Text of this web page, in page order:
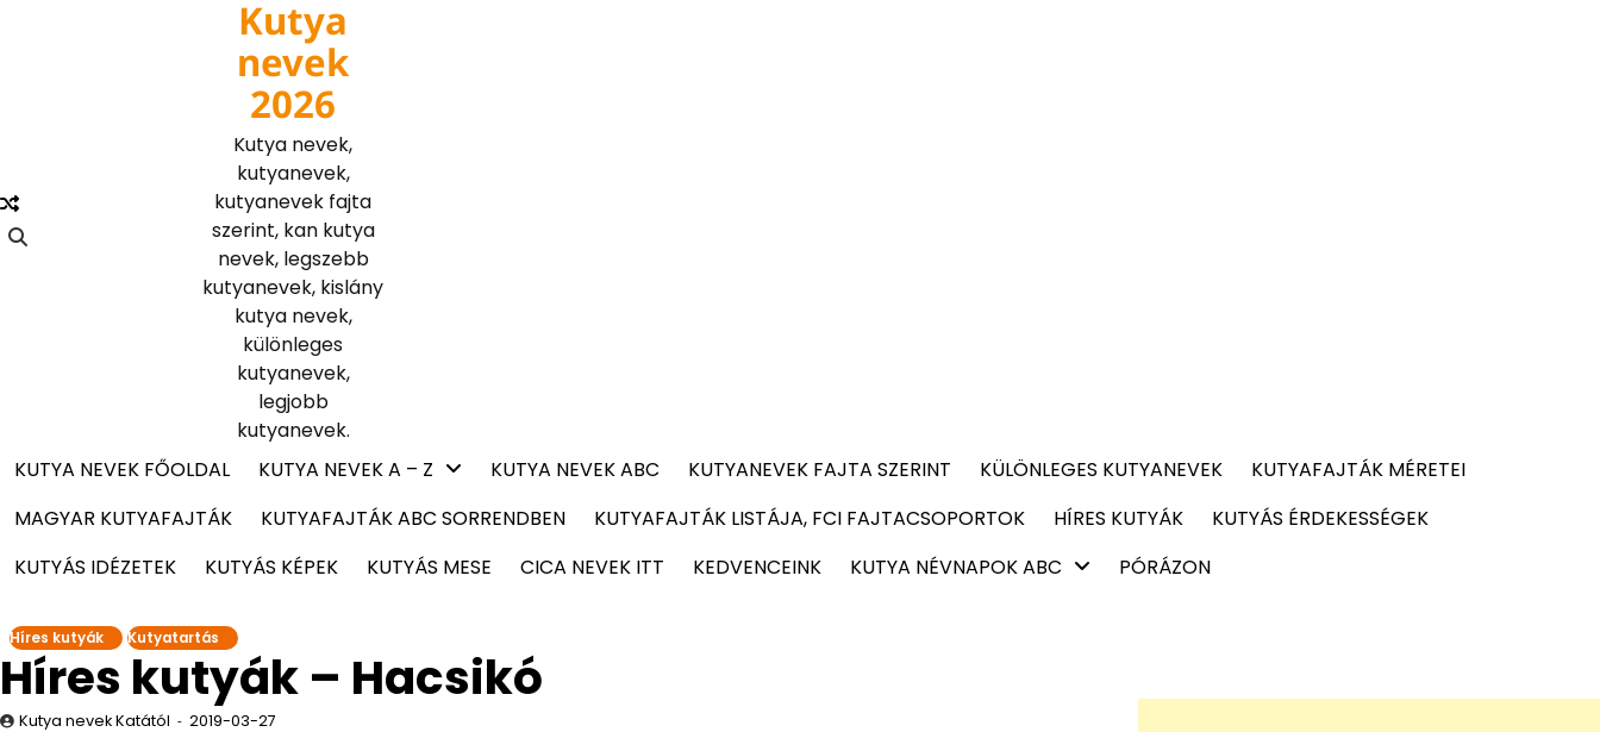
Kutya
nevek
2026
Kutya nevek,
kutyanevek,
kutyanevek fajta
szerint, kan kutya
nevek, legszebb
kutyanevek, kislány
kutya nevek,
különleges
kutyanevek,
legjobb
kutyanevek.
KUTYA NEVEK FŐOLDAL
KUTYA NEVEK A – Z KUTYA NEVEK ABC KUTYANEVEK FAJTA SZERINT KÜLÖNLEGES KUTYANEVEK
KUTYAFAJTÁK MÉRETEI
MAGYAR KUTYAFAJTÁK
KUTYAFAJTÁK ABC SORRENDBEN KUTYAFAJTÁK LISTÁJA, FCI FAJTACSOPORTOK HÍRES KUTYÁK
KUTYÁS ÉRDEKESSÉGEK
KUTYÁS IDÉZETEK
KUTYÁS KÉPEK KUTYÁS MESE CICA NEVEK ITT KEDVENCEINK KUTYA NÉVNAPOK ABC PÓRÁZON
Híres kutyák Kutyatartás
Híres kutyák – Hacsikó
Kutya nevek Katától 2019-03-27